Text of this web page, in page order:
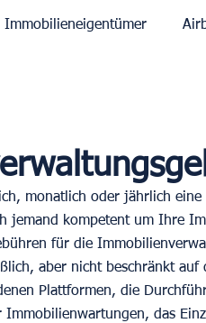
Immobilieneigentümer
Zurich Geneva
monatlich oder jährlich
jemand kompetent um Ihre
für die
aber nicht beschränkt
Plattformen, die
das